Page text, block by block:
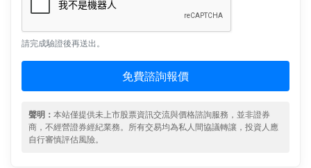
請完成驗證後再送出。
免費諮詢報價
聲明： 本站僅提供未上市股票資訊交流與價格諮詢服務，並非證券
商，不經營證券經紀業務。所有交易均為私人間協議轉讓，投資人應
自行審慎評估風險。